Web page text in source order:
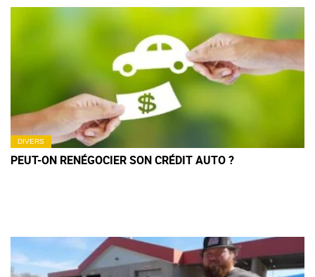
DIVERS
PEUT-ON RENÉGOCIER SON CRÉDIT AUTO ?